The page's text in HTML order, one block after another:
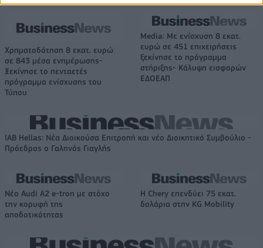
Χρηματοδότηση 8 εκατ. ευρώ
σε 843 μέσα ενημέρωσης-
Ξεκίνησε το πενταετές
πρόγραμμα ενίσχυσης του
Τύπου
Media: Με ενίσχυση 8 εκατ.
ευρώ σε 451 επιχειρήσεις
ξεκίνησε το πρόγραμμα
στήριξης- Κάλυψη εισφορών
ΕΔΟΕΑΠ
IAB Hellas: Νέα Διοικούσα Επιτροπή και νέο Διοικητικό Συμβούλιο -
Πρόεδρος ο Γαληνός Γιαγλής
Νέο Audi A2 e-tron με στόχο
την κορυφή της
αποδοτικότητας
Η Chery επενδύει 75 εκατ.
δολάρια στην KG Mobility